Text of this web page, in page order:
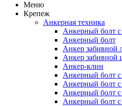
Меню
Крепеж
Анкерная техника
Анкерный болт с
Анкерный болт
Анкер забивной
Анкер забивной
Анкер-клин
Анкерный болт
Анкерный болт
Анкерный болт
Анкерный болт